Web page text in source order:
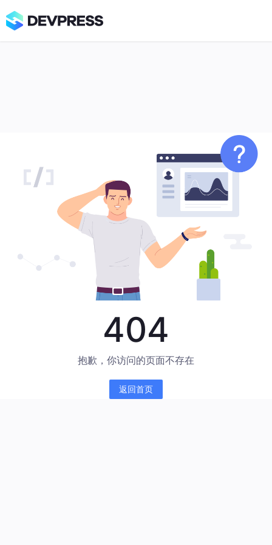
404
抱歉，你访问的页面不存在
返回首页